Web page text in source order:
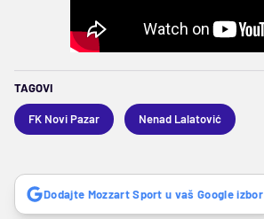
TAGOVI
FK Novi Pazar Nenad Lalatović
Dodajte Mozzart Sport u vaš Google izbor